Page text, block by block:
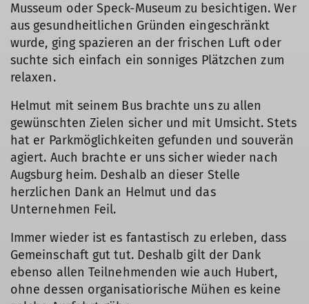
Musseum oder Speck-Museum zu besichtigen. Wer
aus gesundheitlichen Gründen eingeschränkt
wurde, ging spazieren an der frischen Luft oder
suchte sich einfach ein sonniges Plätzchen zum
relaxen.
Helmut mit seinem Bus brachte uns zu allen
gewünschten Zielen sicher und mit Umsicht. Stets
hat er Parkmöglichkeiten gefunden und souverän
agiert. Auch brachte er uns sicher wieder nach
Augsburg heim. Deshalb an dieser Stelle
herzlichen Dank an Helmut und das
Unternehmen Feil.
Immer wieder ist es fantastisch zu erleben, dass
Gemeinschaft gut tut. Deshalb gilt der Dank
ebenso allen Teilnehmenden wie auch Hubert,
ohne dessen organisatiorische Mühen es keine